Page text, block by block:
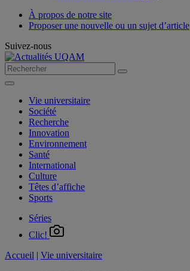
À propos de notre site
Proposer une nouvelle ou un sujet d’article
Suivez-nous
Vie universitaire
Société
Recherche
Innovation
Environnement
Santé
International
Culture
Têtes d’affiche
Sports
Séries
Clic!
Accueil | Vie universitaire